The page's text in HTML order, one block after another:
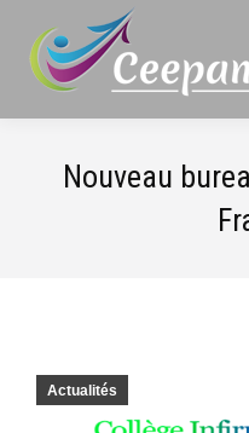
Nouveau
Actualités